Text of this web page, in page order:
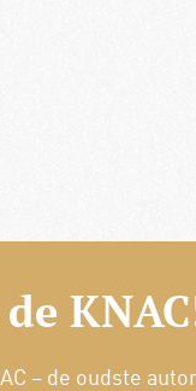
– de oudste